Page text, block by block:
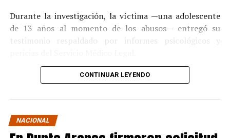
Durante la investigación, la víctima —una adolescente
de 13 años al momento de los abusos— entregó su
testimonio respaldado por informes psicológicos y
Ante la contundencia de los antecedentes, el imputado
aceptó los cargosen un procedimiento abreviado,
La condena y el cumplimiento en libertad
ElJuzgado de Garantía de Castrodictó sentencia en
CONTINUAR LEYENDO
NACIONAL